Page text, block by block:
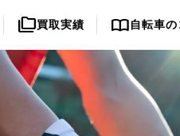
folder_copy買取実績 import_contacts自転車の